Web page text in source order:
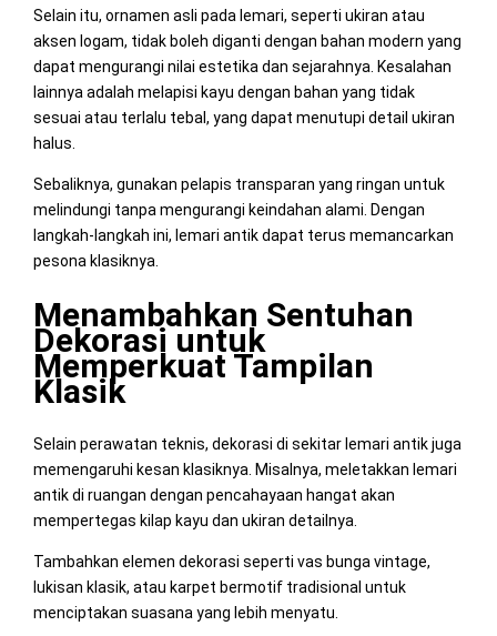
Selain itu, ornamen asli pada lemari, seperti ukiran atau
aksen logam, tidak boleh diganti dengan bahan modern yang
dapat mengurangi nilai estetika dan sejarahnya. Kesalahan
lainnya adalah melapisi kayu dengan bahan yang tidak
sesuai atau terlalu tebal, yang dapat menutupi detail ukiran
halus.
Sebaliknya, gunakan pelapis transparan yang ringan untuk
melindungi tanpa mengurangi keindahan alami. Dengan
langkah-langkah ini, lemari antik dapat terus memancarkan
pesona klasiknya.
Menambahkan Sentuhan
Dekorasi untuk
Memperkuat Tampilan
Klasik
Selain perawatan teknis, dekorasi di sekitar lemari antik juga
memengaruhi kesan klasiknya. Misalnya, meletakkan lemari
antik di ruangan dengan pencahayaan hangat akan
mempertegas kilap kayu dan ukiran detailnya.
Tambahkan elemen dekorasi seperti vas bunga vintage,
lukisan klasik, atau karpet bermotif tradisional untuk
menciptakan suasana yang lebih menyatu.